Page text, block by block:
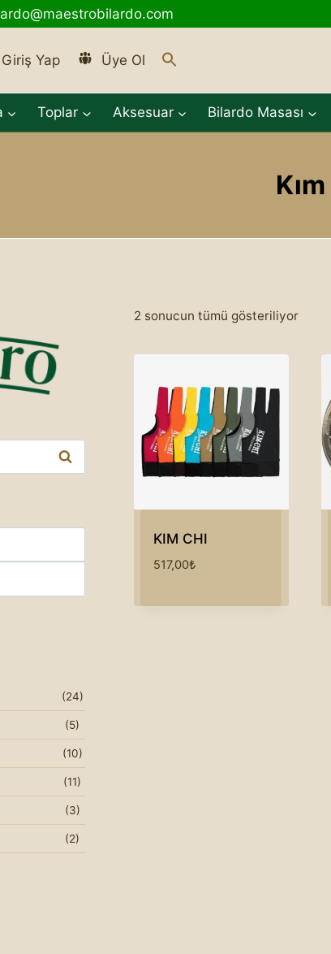
Giriş Yap Üye Ol
Toplar Aksesuar Bilardo Masası
Kım
2 sonucun tümü gösteriliyor
KIM CHI
517,00₺
Ara
fiyat
(24)
(5)
(10)
(11)
(3)
(2)